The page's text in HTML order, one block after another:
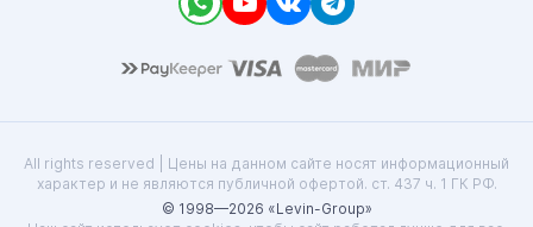
All rights reserved | Цены на данном сайте носят информационный
характер и не являются публичной офертой. ст. 437 ч. 1 ГК РФ.
© 1998—2026 «Levin-Group»